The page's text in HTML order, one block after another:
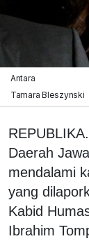
Antara
Tamara Bleszynski
Daerah
mendalami
yang
Kabid
Ibrahim